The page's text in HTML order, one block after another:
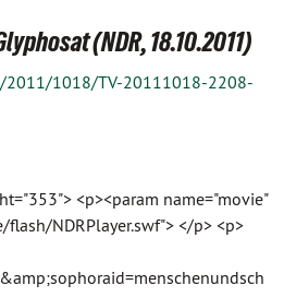
(NDR, 18.10.2011)
2011/1018/TV-20111018-2208-
<p><param name="movie"
NDRPlayer.swf"> </p> <p>